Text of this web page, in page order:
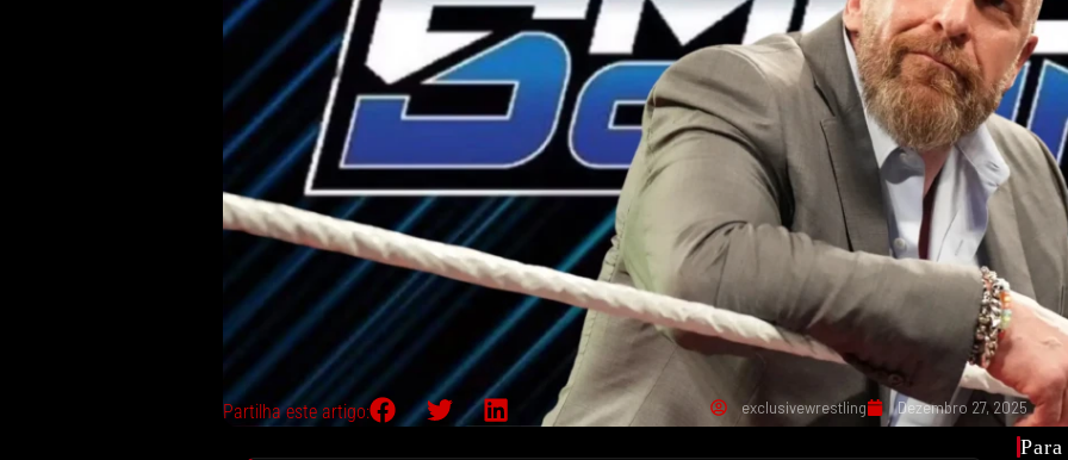
Partilha este artigo: exclusivewrestling Dezembro 27, 2025